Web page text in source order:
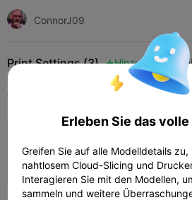
ConnorJ09
Print Settings (3) Hinzufügen
 09h 15m  2
Erleben Sie das
Greifen Sie auf alle Modelldetails
nahtlosem Cloud-Slicing und
Interagieren Sie mit den Modellen,
sammeln und weitere